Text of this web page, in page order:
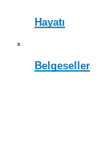
Hayatı
Belgeseller